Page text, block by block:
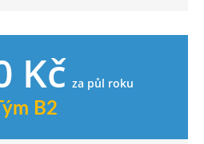
Kčza půl roku
Tým B2